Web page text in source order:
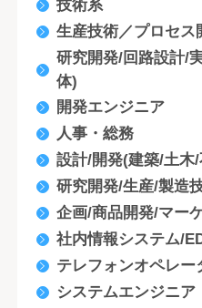
技術系
生産技術／プロセス
研究開発/回路設計/
体)
開発エンジニア
人事・総務
設計/開発(建築/土木
研究開発/生産/製造
企画/商品開発/マー
社内情報システム/
テレフォンオペレー
システムエンジニア